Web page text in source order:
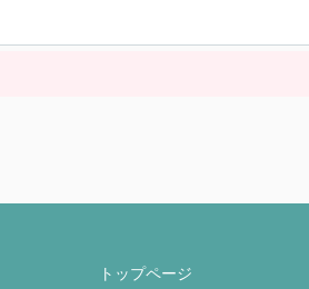
トップページ